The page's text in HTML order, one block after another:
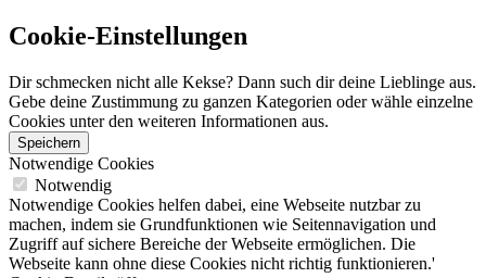
Cookie-Einstellungen
Dir schmecken nicht alle Kekse? Dann such dir deine Lieblinge aus.
Gebe deine Zustimmung zu ganzen Kategorien oder wähle einzelne
Cookies unter den weiteren Informationen aus.
Speichern
Notwendige Cookies
Notwendig
Notwendige Cookies helfen dabei, eine Webseite nutzbar zu
machen, indem sie Grundfunktionen wie Seitennavigation und
Zugriff auf sichere Bereiche der Webseite ermöglichen. Die
Webseite kann ohne diese Cookies nicht richtig funktionieren.'